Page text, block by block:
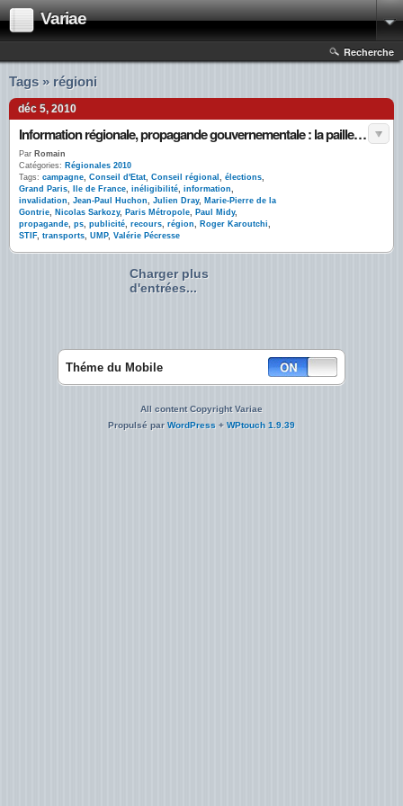
Variae
Recherche
Tags » régioni
déc 5, 2010
Information régionale, propagande gouvernementale : la paille et la poutre ?
Par Romain
Catégories: Régionales 2010
Tags: campagne, Conseil d'Etat, Conseil régional , élections,
Grand Paris, Ile de France, inéligibilité, information,
invalidation, Jean-Paul Huchon, Julien Dray, Marie-Pierre de la
Gontrie, Nicolas Sarkozy, Paris Métropole, Paul Midy,
propagande, ps, publicité, recours, région, Roger Karoutchi,
STIF, transports, UMP, Valérie Pécresse
Charger plus
d'entrées...
Théme du Mobile
All content Copyright Variae
Propulsé parWordPress + WPtouch 1.9.39